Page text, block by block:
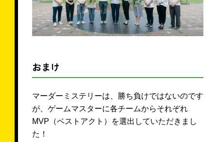
おまけ
マーダーミステリーは、勝ち負けではないのです
が、ゲームマスターに各チームからそれぞれ
MVP（ベストアクト）を選出していただきまし
た！